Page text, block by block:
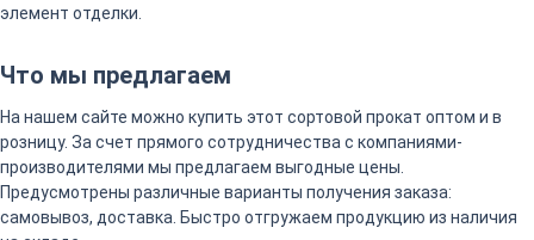
элемент отделки.
Что мы предлагаем
На нашем сайте можно купить этот сортовой прокат оптом и в
розницу. За счет прямого сотрудничества с компаниями-
производителями мы предлагаем выгодные цены.
Предусмотрены различные варианты получения заказа:
самовывоз, доставка. Быстро отгружаем продукцию из наличия